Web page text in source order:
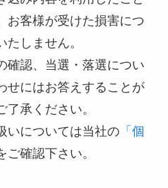
お客様が受けた損害につ
しません。
認、当選・落選につい
せにはお答えすることが
承ください。
いについては当社の「個
ご確認下さい。